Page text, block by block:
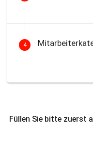
4
Füllen Sie bitte zuerst